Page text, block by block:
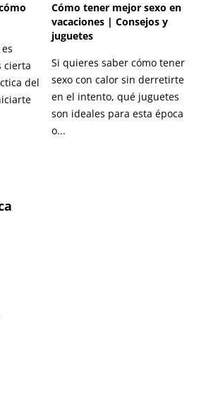
cierta
del
Cómo tener mejor sexo en
vacaciones | Consejos y
juguetes
Si quieres saber cómo tener
sexo con calor sin derretirte
en el intento, qué juguetes
son ideales para esta época
o...